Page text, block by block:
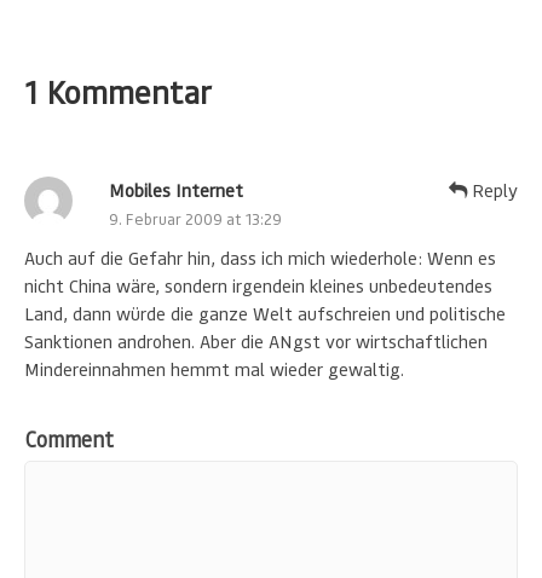
1 Kommentar
Mobiles Internet
9. Februar 2009 at 13:29
Auch auf die Gefahr hin, dass ich mich wiederhole: Wenn es
nicht China wäre, sondern irgendein kleines unbedeutendes
Land, dann würde die ganze Welt aufschreien und politische
Sanktionen androhen. Aber die ANgst vor wirtschaftlichen
Mindereinnahmen hemmt mal wieder gewaltig.
Reply
Comment